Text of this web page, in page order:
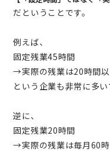
だということです。
例えば、
固定残業45時間
→実際の残業は20時間
という企業も非常に多い
逆に、
固定残業20時間
→実際の残業は毎月60